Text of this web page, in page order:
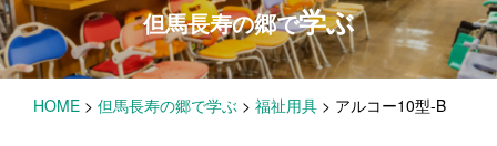
学 ぶ(健康福祉)
泊まる(宿泊)
但馬長寿の郷で学ぶ
HOME > 但馬長寿の郷で学ぶ > 福祉用具 > アルコー10型-B